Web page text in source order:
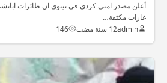
أعلن مصدر امني كردي في نينوى ان طائرات
غارات مكثفة…
admin12 سنة مضت 146